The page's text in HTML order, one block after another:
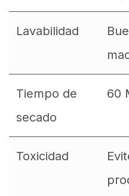
Lavabilidad
Tiempo de
secado
60
Toxicidad